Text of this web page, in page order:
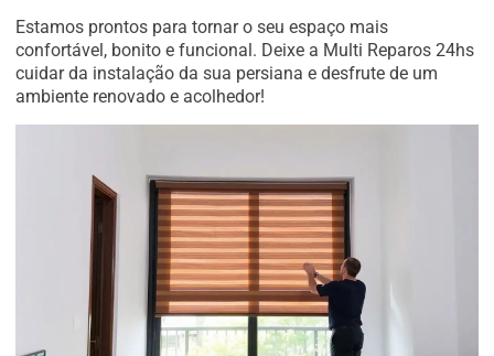
Estamos prontos para tornar o seu espaço mais
confortável, bonito e funcional. Deixe a Multi Reparos 24hs
cuidar da instalação da sua persiana e desfrute de um
ambiente renovado e acolhedor!